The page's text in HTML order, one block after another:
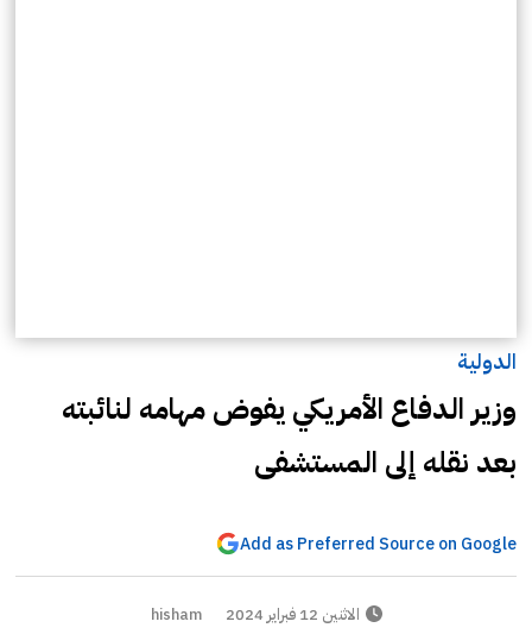
الدولية
وزير الدفاع الأمريكي يفوض مهامه لنائبته
بعد نقله إلى المستشفى
Add as Preferred Source on Google
الاثنين 12 فبراير 2024 hisham